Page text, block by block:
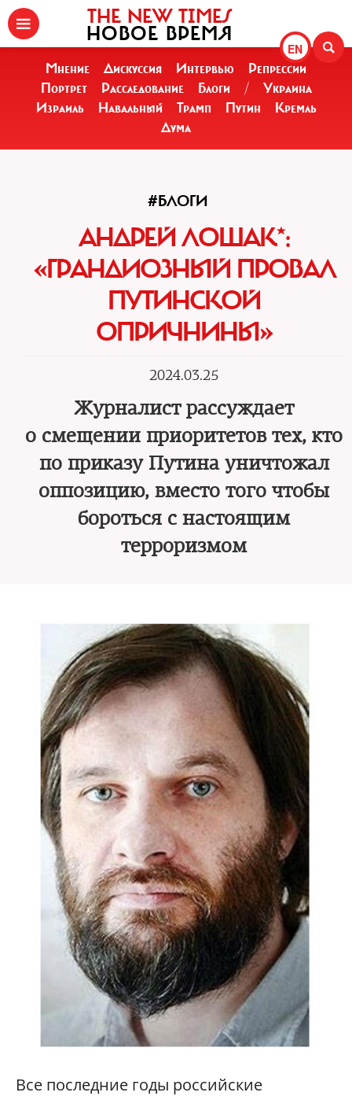
EN
THE NEW TIMES
НОВОЕ ВРЕМЯ
Мнение Дискуссия Интервью
Репрессии
Портрет
Расследование Блоги /
Украина
Израиль
Навальный Трамп Путин
Кремль
Дума
#БЛОГИ
АНДРЕЙ ЛОШАК*:
«ГРАНДИОЗНЫЙ ПРОВАЛ
ПУТИНСКОЙ
ОПРИЧНИНЫ»
2024.03.25
Журналист рассуждает
о смещении приоритетов тех, кто
по приказу Путина уничтожал
оппозицию, вместо того чтобы
бороться с настоящим
терроризмом
Все последние годы российские